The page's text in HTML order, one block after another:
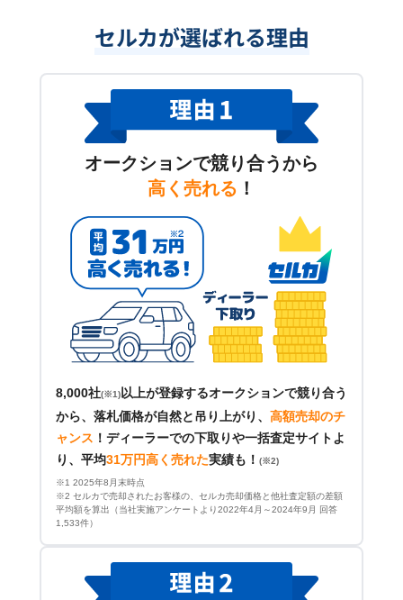
セルカが選ばれる理由
オークションで競り合うから
高く売れる ！
8,000社(※1) 以上が登録するオークションで競り合う
から、落札価格が自然と吊り上がり、 高額売却のチ
ャンス ！ ディーラーでの下取りや一括査定サイトよ
り、平均31万円高く売れた実績も！ (※2)
※1 2025年8月末時点
※2 セルカで売却されたお客様の、セルカ売却価格と他社査定額の差額
平均額を算出（当社実施アンケートより2022年4月～2024年9月 回答
1,533件）